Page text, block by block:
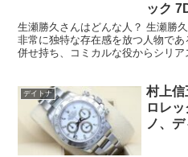
ック
生瀬勝久さんはどんな人？ 生瀬勝
非常に独特な存在感を放つ人物で
併せ持ち、コミカルな役からシリア
デイトナ
村上信
ロレ
ノ、